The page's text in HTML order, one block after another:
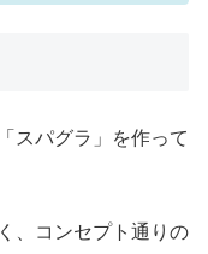
スパグラ」を作って
、コンセプト通りの